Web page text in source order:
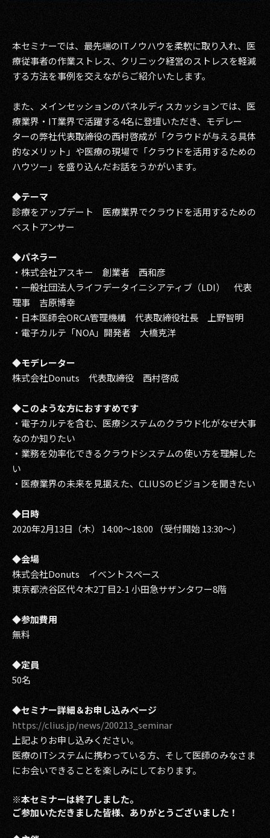
2022
2021
2019
2018
2017
2015
2013
2011
2009
本セミナーでは、最先端のITノウハウを柔軟に取り入れ、医
療従事者の作業ストレス、クリニック経営のストレスを軽減
する方法を事例を交えながらご紹介いたします。
また、メインセッションのパネルディスカッションでは、医
療業界・IT業界で活躍する4名に登壇いただき、モデレー
ターの弊社代表取締役の西村啓成が「クラウドが与える具体
的なメリット」や医療の現場で「クラウドを活用するための
ハウツー」を盛り込んだお話をうかがいます。
◆テーマ
診療をアップデート 医療業界でクラウドを活用するための
ベストアンサー
◆パネラー
・株式会社アスキー 創業者 西和彦
・一般社団法人ライフデータイニシアティブ（LDI） 代表
理事 吉原博幸
・日本医師会ORCA管理機構 代表取締役社長 上野智明
・電子カルテ「NOA」開発者 大橋克洋
◆モデレーター
株式会社Donuts 代表取締役 西村啓成
◆このような方におすすめです
・電子カルテを含む、医療システムのクラウド化がなぜ大事
なのか知りたい
・業務を効率化できるクラウドシステムの使い方を理解した
い
・医療業界の未来を見据えた、CLIUSのビジョンを聞きたい
◆日時
2020年2月13日（木） 14:00～18:00 （受付開始 13:30～）
◆会場
株式会社Donuts イベントスペース
東京都渋谷区代々木2丁目2-1 小田急サザンタワー8階
◆参加費用
無料
◆定員
50名
◆セミナー詳細＆お申し込みページ
https://clius.jp/news/200213_seminar
上記よりお申し込みください。
医療のITシステムに携わっている方、そして医師のみなさま
にお会いできることを楽しみにしております。
※本セミナーは終了しました。
ご参加いただきました皆様、ありがとうございました！